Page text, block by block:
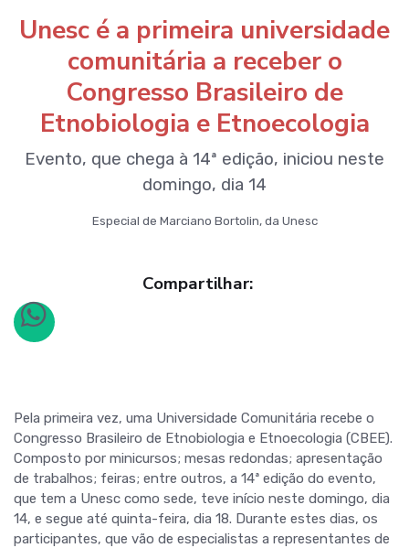
Unesc é a primeira universidade
comunitária a receber o
Congresso Brasileiro de
Etnobiologia e Etnoecologia
Evento, que chega à 14ª edição, iniciou neste
domingo, dia 14
Especial de Marciano Bortolin, da Unesc
Compartilhar:
Pela primeira vez, uma Universidade Comunitária recebe o
Congresso Brasileiro de Etnobiologia e Etnoecologia (CBEE).
Composto por minicursos; mesas redondas; apresentação
de trabalhos; feiras; entre outros, a 14ª edição do evento,
que tem a Unesc como sede, teve início neste domingo, dia
14, e segue até quinta-feira, dia 18. Durante estes dias, os
participantes, que vão de especialistas a representantes de